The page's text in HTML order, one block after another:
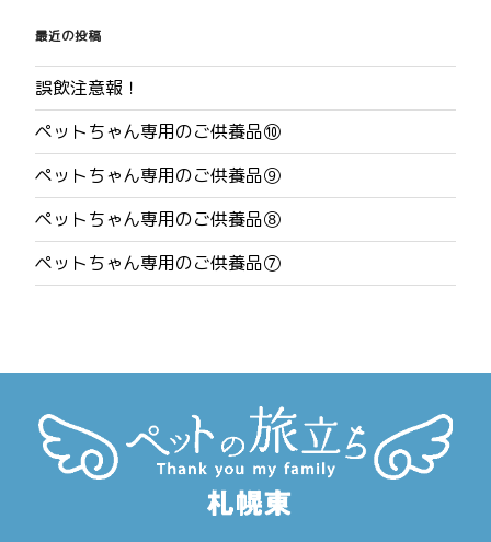
稿
ナ
ビ
ゲ
ー
シ
ョ
最近の投稿
誤飲注意報！
ペットちゃん専用のご供養品⑩
ペットちゃん専用のご供養品⑨
ペットちゃん専用のご供養品⑧
ペットちゃん専用のご供養品⑦